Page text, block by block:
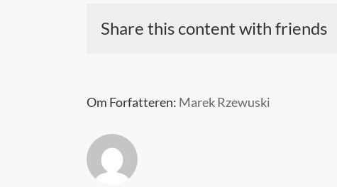
Share this content with friends
Om Forfatteren: Marek Rzewuski